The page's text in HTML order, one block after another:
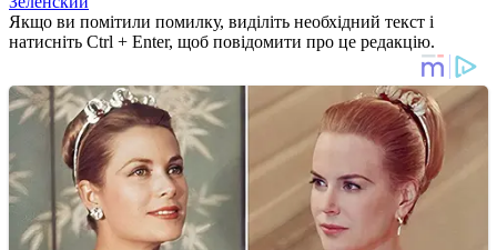
Якщо ви помітили помилку, виділіть необхідний текст і
натисніть Ctrl + Enter, щоб повідомити про це редакцію.